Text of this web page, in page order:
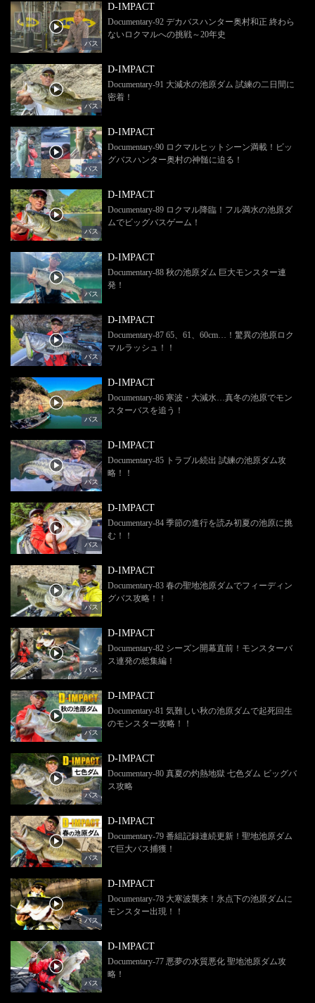
バス
D-IMPACT
Documentary-92 デカバスハンター奥村和正 終わら
ないロクマルへの挑戦～20年史
バス
D-IMPACT
Documentary-91 大減水の池原ダム 試練の二日間に
密着！
バス
D-IMPACT
Documentary-90 ロクマルヒットシーン満載！ビッ
グバスハンター奥村の神髄に迫る！
バス
D-IMPACT
Documentary-89 ロクマル降臨！フル満水の池原ダ
ムでビッグバスゲーム！
バス
D-IMPACT
Documentary-88 秋の池原ダム 巨大モンスター連
発！
バス
D-IMPACT
Documentary-87 65、61、60cm…！驚異の池原ロク
マルラッシュ！！
バス
D-IMPACT
Documentary-86 寒波・大減水…真冬の池原でモン
スターバスを追う！
バス
D-IMPACT
Documentary-85 トラブル続出 試練の池原ダム攻
略！！
バス
D-IMPACT
Documentary-84 季節の進行を読み初夏の池原に挑
む！！
バス
D-IMPACT
Documentary-83 春の聖地池原ダムでフィーディン
グバス攻略！！
バス
D-IMPACT
Documentary-82 シーズン開幕直前！モンスターバ
ス連発の総集編！
バス
D-IMPACT
Documentary-81 気難しい秋の池原ダムで起死回生
のモンスター攻略！！
バス
D-IMPACT
Documentary-80 真夏の灼熱地獄 七色ダム ビッグバ
ス攻略
バス
D-IMPACT
Documentary-79 番組記録連続更新！聖地池原ダム
で巨大バス捕獲！
バス
D-IMPACT
Documentary-78 大寒波襲来！氷点下の池原ダムに
モンスター出現！！
バス
D-IMPACT
Documentary-77 悪夢の水質悪化 聖地池原ダム攻
略！